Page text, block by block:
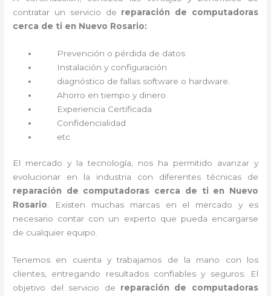
contratar un servicio de reparación de computadoras
cerca de ti en Nuevo Rosario:
Prevención o pérdida de datos
Instalación y configuración
diagnóstico de fallas software o hardware
Ahorro en tiempo y dinero
Experiencia Certificada
Confidencialidad
etc
El mercado y la tecnología, nos ha permitido avanzar y
evolucionar en la industria con diferentes técnicas de
reparación de computadoras cerca de ti en Nuevo
Rosario . Existen muchas marcas en el mercado y es
necesario contar con un experto que pueda encargarse
de cualquier equipo.
Tenemos en cuenta y trabajamos de la mano con los
clientes, entregando resultados confiables y seguros. El
objetivo del servicio de reparación de computadoras